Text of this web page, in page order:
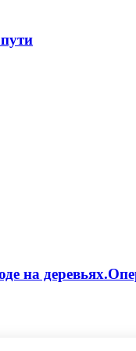
на